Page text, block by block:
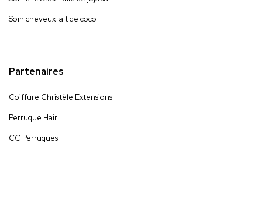
Soin cheveux lait de coco
Partenaires
Coiffure Christèle Extensions
Perruque Hair
CC Perruques